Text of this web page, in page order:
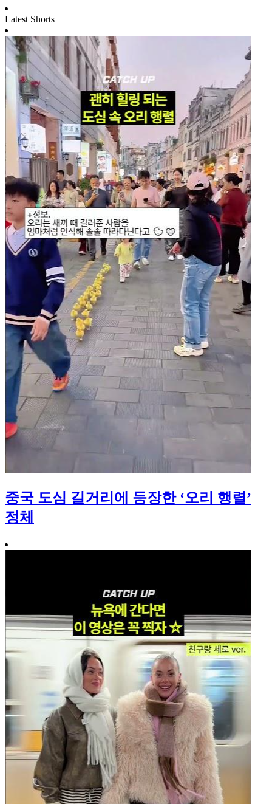
Latest Shorts
중국 도심 길거리에 등장한 ‘오리 행렬’
정체